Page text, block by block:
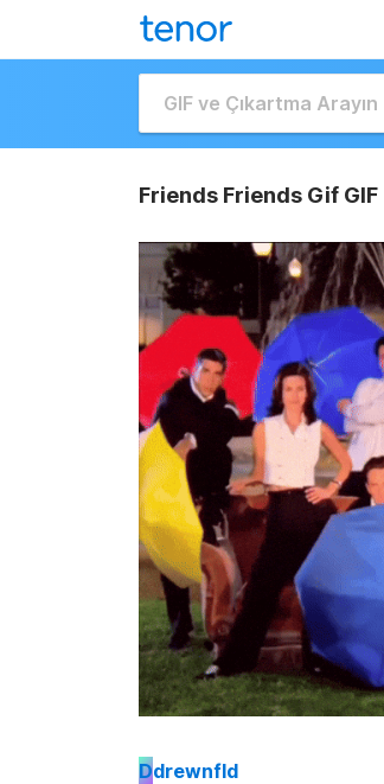
Friends Friends Gif GIF
Ddrewnfld